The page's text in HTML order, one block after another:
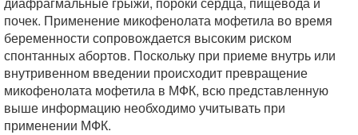
почек. Применение микофенолата мофетила во время
беременности сопровождается высоким риском
спонтанных абортов. Поскольку при приеме внутрь или
внутривенном введении происходит превращение
микофенолата мофетила в МФК, всю представленную
выше информацию необходимо учитывать при
применении МФК.